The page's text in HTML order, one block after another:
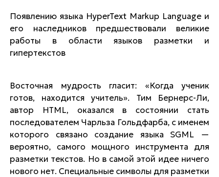
info@lred.ru
Все контакты
Появлению языка HyperText Markup Language и
его наследников предшествовали великие
работы в области языков разметки и
гипертекстов
Восточная мудрость гласит: «Когда ученик
готов, находится учитель». Тим Бернерс-Ли,
автор HTML, оказался в состоянии стать
последователем Чарльза Гольдфарба, с именем
которого связано создание языка SGML —
вероятно, самого мощного инструмента для
разметки текстов. Но в самой этой идее ничего
нового нет. Специальные символы для разметки